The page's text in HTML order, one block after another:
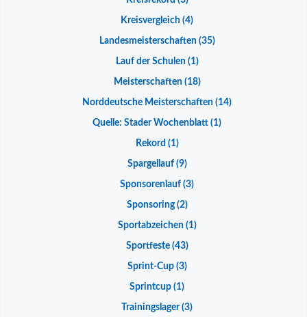
Kreisvergleich (4)
Landesmeisterschaften(35)
Lauf der Schulen(1)
Meisterschaften(18)
Norddeutsche Meisterschaften (14)
Quelle: Stader Wochenblatt (1)
Rekord (1)
Spargellauf(9)
Sponsorenlauf (3)
Sponsoring(2)
Sportabzeichen(1)
Sportfeste(43)
Sprint-Cup(3)
Sprintcup (1)
Trainingslager(3)